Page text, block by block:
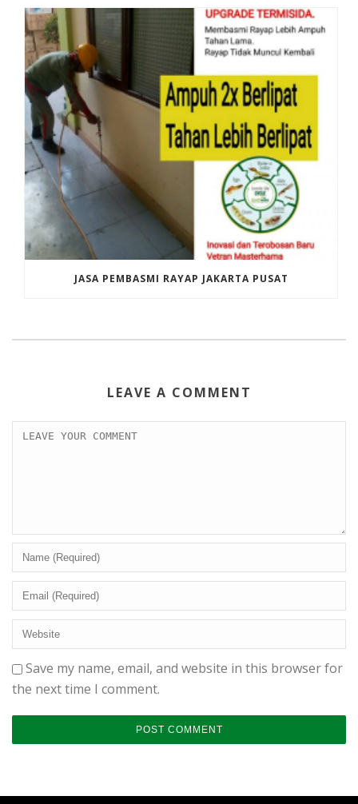
JASA PEMBASMI RAYAP JAKARTA PUSAT
LEAVE A COMMENT
Save my name, email, and website in this browser for
the next time I comment.